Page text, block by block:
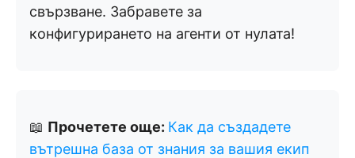
свързване. Забравете за
конфигурирането на агенти от нулата!
📖 Прочетете още: Как да създадете
вътрешна база от знания за вашия екип